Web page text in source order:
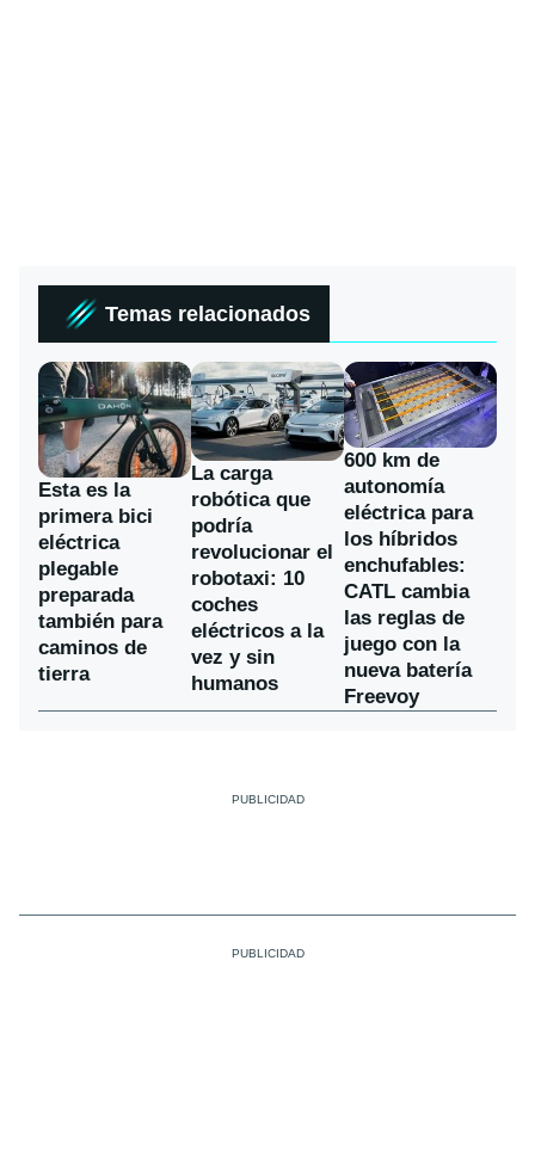
Temas relacionados
Esta es la
primera bici
eléctrica
plegable
preparada
también para
caminos de
tierra
La carga
robótica que
podría
revolucionar el
robotaxi: 10
coches
eléctricos a la
vez y sin
humanos
600 km de
autonomía
eléctrica para
los híbridos
enchufables:
CATL cambia
las reglas de
juego con la
nueva batería
Freevoy